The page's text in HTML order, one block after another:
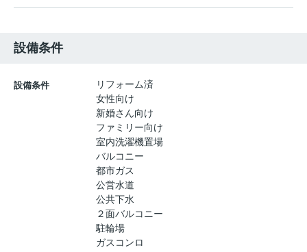
設備条件
設備条件
リフォーム済
女性向け
新婚さん向け
ファミリー向け
室内洗濯機置場
バルコニー
都市ガス
公営水道
公共下水
２面バルコニー
駐輪場
ガスコンロ